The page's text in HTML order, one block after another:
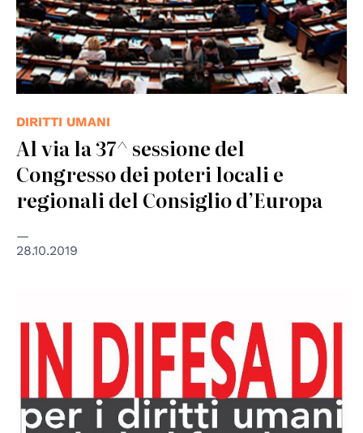
DIRITTI UMANI
Al via la 37^ sessione del
Congresso dei poteri locali e
regionali del Consiglio d’Europa
28.10.2019